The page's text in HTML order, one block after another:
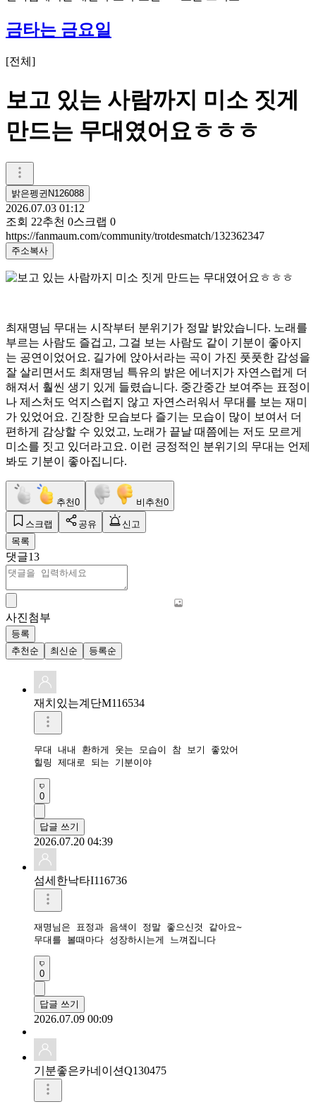
금타는 금요일
[전체 ]
보고 있는 사람까지 미소 짓게
만드는 무대였어요ㅎㅎㅎ
밝은펭귄N126088
2026.07.03 01:12
조회 22추천 0스크랩 0
https://fanmaum.com/community/trotdesmatch/132362347
주소복사
최재명님 무대는 시작부터 분위기가 정말 밝았습니다. 노래를
부르는 사람도 즐겁고, 그걸 보는 사람도 같이 기분이 좋아지
는 공연이었어요. 길가에 앉아서라는 곡이 가진 풋풋한 감성을
잘 살리면서도 최재명님 특유의 밝은 에너지가 자연스럽게 더
해져서 훨씬 생기 있게 들렸습니다. 중간중간 보여주는 표정이
나 제스처도 억지스럽지 않고 자연스러워서 무대를 보는 재미
가 있었어요. 긴장한 모습보다 즐기는 모습이 많이 보여서 더
편하게 감상할 수 있었고, 노래가 끝날 때쯤에는 저도 모르게
미소를 짓고 있더라고요. 이런 긍정적인 분위기의 무대는 언제
봐도 기분이 좋아집니다.
추천0 비추천0
스크랩 공유
신고
목록
댓글13
사진첨부
등록
추천순
최신순 등록순
재치있는계단M116534
무대 내내 환하게 웃는 모습이 참 보기 좋았어
힐링 제대로 되는 기분이야
0
답글 쓰기
2026.07.20 04:39
섬세한낙타I116736
재명님은 표정과 음색이 정말 좋으신것 같아요~
무대를 볼때마다 성장하시는게 느껴집니다
0
답글 쓰기
2026.07.09 00:09
기분좋은카네이션Q130475